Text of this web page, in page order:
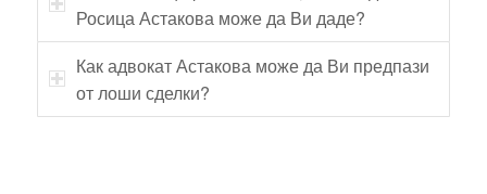
Росица Астакова може да Ви даде?
Как адвокат Астакова може да Ви предпази
от лоши сделки?